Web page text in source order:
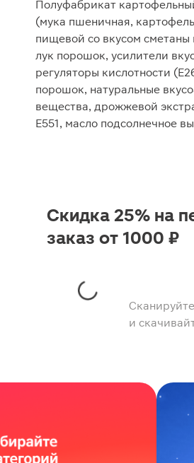
Полуфабрикат
(мука пшеничная,
пищевой со вкусом сметаны
лук порошок, усилители
регуляторы кислотности
порошок, натуральные
вещества, дрожжевой
Е551, масло подсолнечное
и
Скидка 25% на
заказ от 1000 ₽